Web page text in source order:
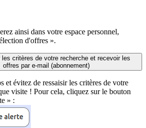
ainsi dans votre espace personnel,
d'offres ».
les critères de votre recherche et recevoir les
offres par e-mail (abonnement)
et évitez de ressaisir les critères de votre
visite ! Pour cela, cliquez sur le bouton
» :